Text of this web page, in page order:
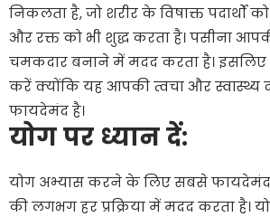
निकलता है, जो शरीर के विषाक्त पदार्थों
और रक्त को भी शुद्ध करता है। पसीना
चमकदार बनाने में मदद करता है। इसलिए
करें क्योंकि यह आपकी त्वचा और स्वास्थ्य
फायदेमंद है।
योगपर ध्यानदें:
योग अभ्यास करने के लिए सबसे फायदेमंद
की लगभग हर प्रक्रिया में मदद करता है।